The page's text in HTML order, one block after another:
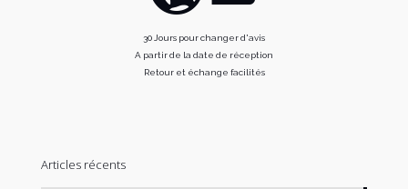
30 Jours pour changer d'avis
A partir de la date de réception
Retour et échange facilités
Articles récents